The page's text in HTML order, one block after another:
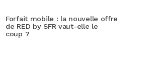
Forfait mobile : la nouvelle offre
de RED by SFR vaut-elle le
coup ?